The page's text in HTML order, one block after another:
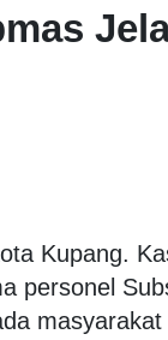
Kupang.
personel